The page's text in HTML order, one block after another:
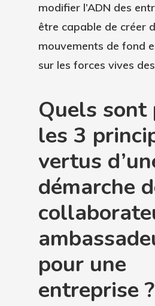
modifier l’ADN des
être capable de créer
mouvements de fond
sur les forces vives
Quels sont
les 3
vertus
démarche
pour une
entreprise ?